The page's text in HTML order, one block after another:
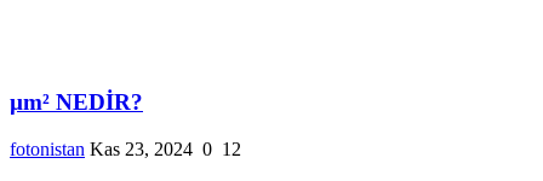
µm² NEDİR?
fotonistan Kas 23, 2024 0 12